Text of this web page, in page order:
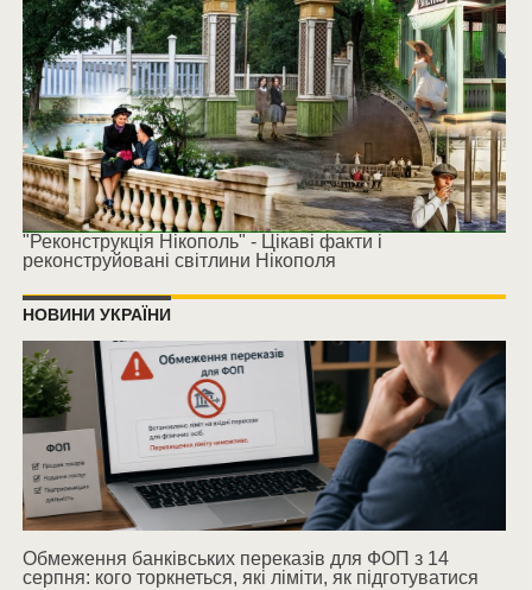
"Реконструкція Нікополь" - Цікаві факти і
реконструйовані світлини Нікополя
НОВИНИ УКРАЇНИ
Обмеження банківських переказів для ФОП з 14
серпня: кого торкнеться, які ліміти, як підготуватися